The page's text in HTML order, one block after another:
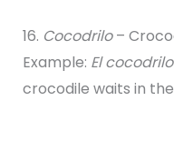
16. Cocodrilo–
Example: El
crocodile waits in